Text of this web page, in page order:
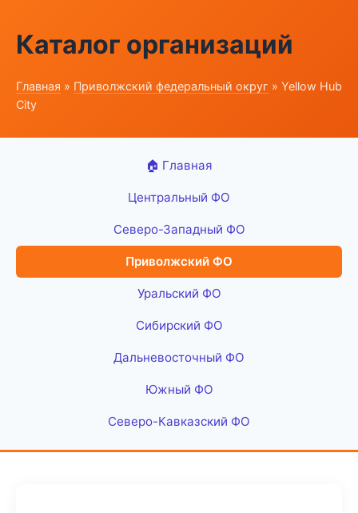
Каталог организаций
Главная » Приволжский федеральный округ » Yellow Hub
City
🏠 Главная
Центральный ФО
Северо-Западный ФО
Приволжский ФО
Уральский ФО
Сибирский ФО
Дальневосточный ФО
Южный ФО
Северо-Кавказский ФО